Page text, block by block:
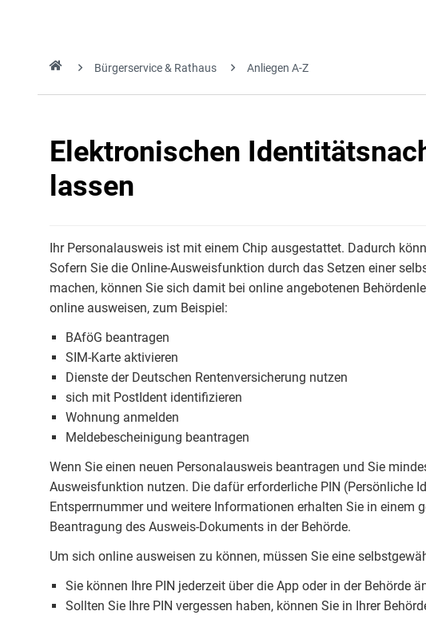
Bürgerservice & Rathaus Anliegen A-Z
Elektronischen
lassen
Ihr Personalausweis ist mit einem Chip ausgestattet. Dadurch
Sofern Sie die Online-Ausweisfunktion durch das Setzen einer
machen, können Sie sich damit bei online angebotenen
online ausweisen, zum Beispiel:
BAföG beantragen
SIM-Karte aktivieren
Dienste der Deutschen Rentenversicherung nutzen
sich mit PostIdent identifizieren
Wohnung anmelden
Meldebescheinigung beantragen
Wenn Sie einen neuen Personalausweis beantragen und Sie
Ausweisfunktion nutzen. Die dafür erforderliche PIN (Persönliche
Entsperrnummer und weitere Informationen erhalten Sie in einem
Beantragung des Ausweis-Dokuments in der Behörde.
Um sich online ausweisen zu können, müssen Sie eine
Sie können Ihre PIN jederzeit über die App oder in der Behörde
Sollten Sie Ihre PIN vergessen haben, können Sie in Ihrer